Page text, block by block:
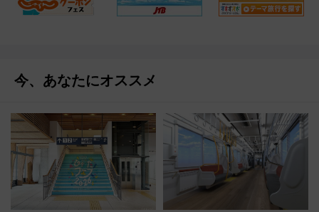
今、あなたにオススメ